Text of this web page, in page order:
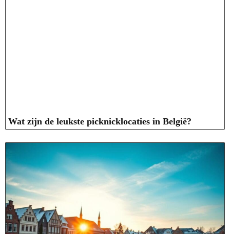
Wat zijn de leukste picknicklocaties in België?